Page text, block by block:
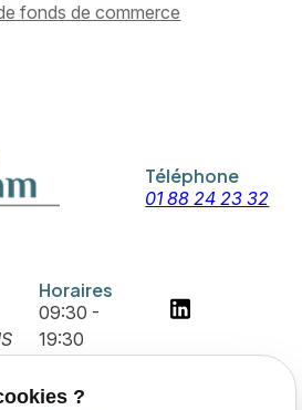
fonds de commerce
Téléphone
01 88 24 23 32
Horaires
09:30 -
19:30
Vendredi
?